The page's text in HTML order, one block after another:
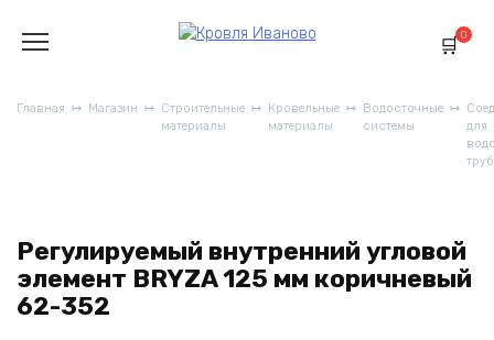
содержанию
0
Главная Магазин
Строительные
материалы
Кровельные
материалы
Водосточные
системы
для
труб
Регулируемый внутренний угловой
элемент BRYZA 125 мм коричневый
62-352